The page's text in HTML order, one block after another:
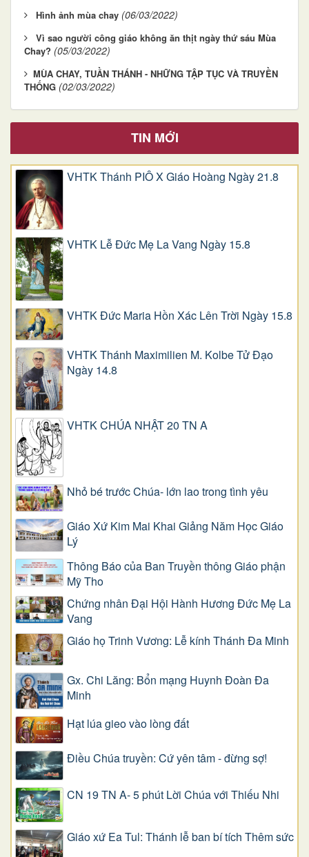
Hình ảnh mùa chay (06/03/2022)
Vì sao người công giáo không ăn thịt ngày thứ sáu Mùa
Chay? (05/03/2022)
MÙA CHAY, TUẦN THÁNH - NHỮNG TẬP TỤC VÀ TRUYỀN
THỐNG (02/03/2022)
TIN MỚI
VHTK Thánh PIÔ X Giáo Hoàng Ngày 21.8
VHTK Lễ Đức Mẹ La Vang Ngày 15.8
VHTK Đức Maria Hồn Xác Lên Trời Ngày 15.8
VHTK Thánh Maximilien M. Kolbe Tử Đạo
Ngày 14.8
VHTK CHÚA NHẬT 20 TN A
Nhỏ bé trước Chúa- lớn lao trong tình yêu
Giáo Xứ Kim Mai Khai Giảng Năm Học Giáo
Lý
Thông Báo của Ban Truyền thông Giáo phận
Mỹ Tho
Chứng nhân Đại Hội Hành Hương Đức Mẹ La
Vang
Giáo họ Trinh Vương: Lễ kính Thánh Đa Minh
Gx. Chi Lăng: Bổn mạng Huynh Đoàn Đa
Minh
Hạt lúa gieo vào lòng đất
Điều Chúa truyền: Cứ yên tâm - đừng sợ!
CN 19 TN A- 5 phút Lời Chúa với Thiếu Nhi
Giáo xứ Ea Tul: Thánh lễ ban bí tích Thêm sức